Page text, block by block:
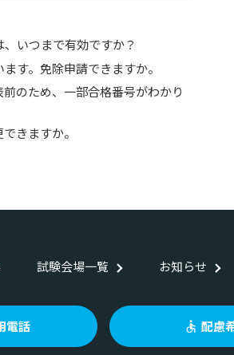
いつまで有効ですか？
す。免除申請できますか。
のため、一部合格番号がわかり
きますか。
試験会場一覧 お知らせ
電話 配慮